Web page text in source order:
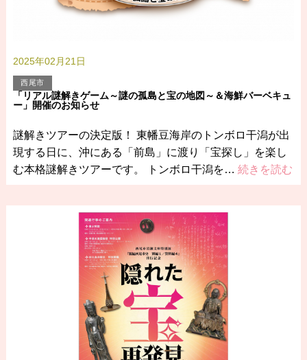
2025年02月21日
西尾市
「リアル謎解きゲーム～謎の孤島と宝の地図～＆海鮮バーベキュ
ー」開催のお知らせ
謎解きツアーの決定版！ 東幡豆海岸のトンボロ干潟が出
現する日に、沖にある「前島」に渡り「宝探し」を楽し
む本格謎解きツアーです。 トンボロ干潟を… 続きを読む